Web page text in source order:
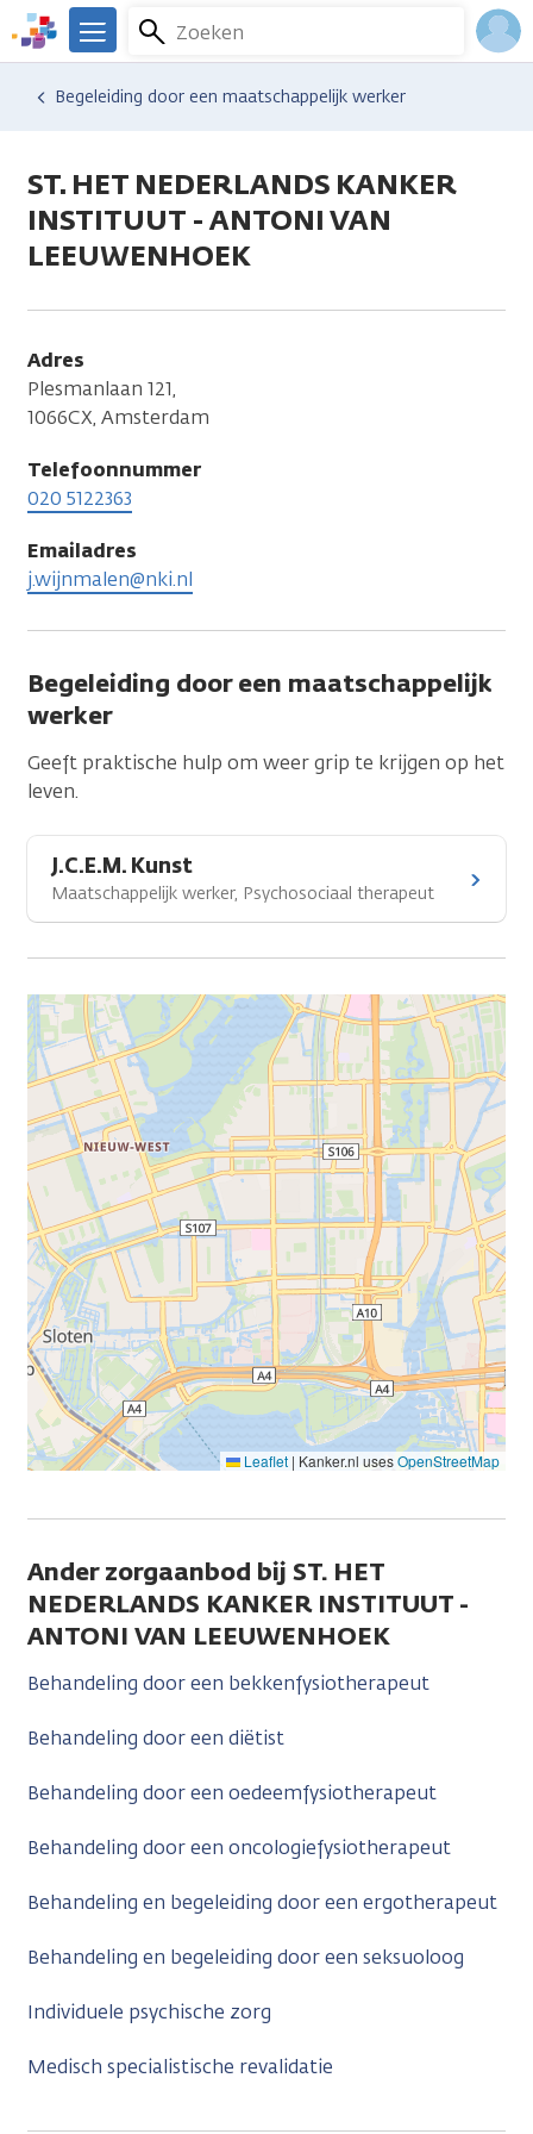
Overslaan
en
naar
We
er
Kanker.nl
Zoeken
Menu
Hulp en ondersteuning
Vind hulp bij kanker
Relaties en gezin
Seksualiteit en intimiteit
Begeleiding door een maatschappelijk werker
ST. HET NEDERLANDS KANKER
INSTITUUT - ANTONI VAN
LEEUWENHOEK
Adres
Plesmanlaan 121,
1066CX, Amsterdam
Telefoonnummer
020 5122363
Emailadres
j.wijnmalen@nki.nl
Begeleiding door een maatschappelijk
werker
Geeft praktische hulp om weer grip te krijgen op het
leven.
J.C.E.M. Kunst
Maatschappelijk werker, Psychosociaal therapeut
Leaflet | Kanker.nl usesOpenStreetMap
Ander zorgaanbod bij ST. HET
NEDERLANDS KANKER INSTITUUT -
ANTONI VAN LEEUWENHOEK
Behandeling door een bekkenfysiotherapeut
Behandeling door een diëtist
Behandeling door een oedeemfysiotherapeut
Behandeling door een oncologiefysiotherapeut
Behandeling en begeleiding door een ergotherapeut
Behandeling en begeleiding door een seksuoloog
Individuele psychische zorg
Medisch specialistische revalidatie